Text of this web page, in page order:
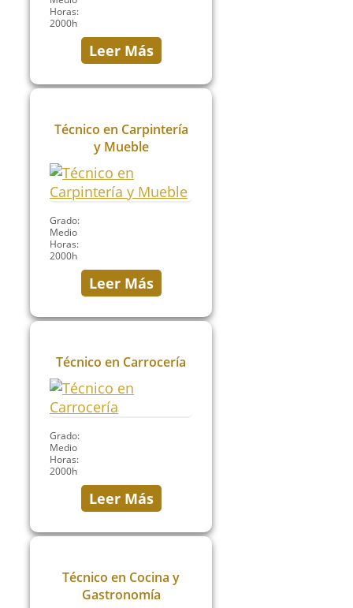
Horas:
2000h
Leer Más
Técnico en Carpintería
y Mueble
Grado:
Medio
Horas:
2000h
Leer Más
Técnico en Carrocería
Grado:
Medio
Horas:
2000h
Leer Más
Técnico en Cocina y
Gastronomía